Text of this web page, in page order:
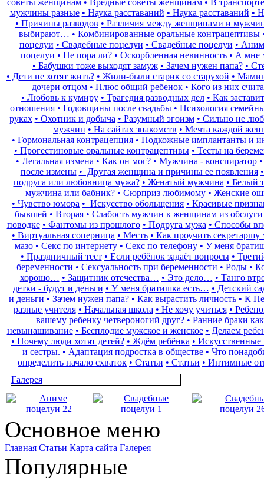
советы женщинам • Вредные советы женщинам • В
мужчины разные • Наука расставаний • Наука расставаний •
• Причины разводов • Различия между женщинами и
выбирают… • Комбинированные оральные контрацептивы
поцелуи • Свадебные поцелуи • Свадебные поцелуи •
поцелуи • Не пора ли? • Оскорбленная невинность • А мне
• Бабушки тоже выходят замуж • Зачем нужен папа? •
• Дети не хотят жить? • Жили-были старик со старухой •
дочери отцом • Плюс общий ребенок • Кого из них
• Любовь к кумиру • Трагедия разводных дел • Как
отношения • Годовщины после свадьбы • Психология
руках • Охотник и добыча • Разумный эгоизм • Сильно не
мужчин • На сайтах знакомств • Мечта каждой
• Гормональная контрацепция • Подкожные имплантанты и
• Прогестиновые оральные контрацептивы • Тесты на
• Легальная измена • Как он мог? • Мужчина - конспиратор
после измены • Другая женщина и причины ее появления
подруга или любовница мужа? • Женатый мужчина • Белый
мужчина или бабник? • Сюрприз любимому • Женские
• Чувство юмора • Искусство обольщения • Красивые
бывшей • Вторая • Слабость мужчин к женщинам из обслуги
поводке • Фантомы из прошлого • Подруга мужа • Способы
• Виртуальная соперница • Месть • Как проучить
мазо • Секс по интернету • Секс по телефону • У меня
• Праздничный тест • Если ребёнок задаёт вопросы •
беременности • Сексуальность при беременности • Роды •
хорошо… • Защитник отечества… • Это дело… • Танго
детки - будут и деньги • У меня братишка есть… • Детский
и деньги • Зачем нужен папа? • Как вырастить личность • К
разные учителя • Начальная школа • Не хочу учиться •
вашему ребенку четвероногий друг? • Ранние браки
невынашивание • Бесплодие мужское и женское • Делаем
• Почему люди хотят детей? • Ждём ребёнка •
и сестры. • Адаптация подростка в обществе • Что
определить начало схваток • Статьи • Статьи • Интимные
Галерея
Основное меню
Главная Статьи Карта сайта Галерея
Популярные